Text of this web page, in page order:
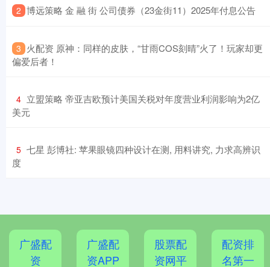
2 ​博远策略 金 融 街 公司债券（23金街11）2025年付息公告
3 ​火配资 原神：同样的皮肤，“甘雨COS刻晴”火了！玩家却更
偏爱后者！
4 ​立盟策略 帝亚吉欧预计美国关税对年度营业利润影响为2亿
美元
5 ​七星 彭博社: 苹果眼镜四种设计在测, 用料讲究, 力求高辨识
度
广盛配
资
广盛配
资APP
股票配
资网平
配资排
名第一